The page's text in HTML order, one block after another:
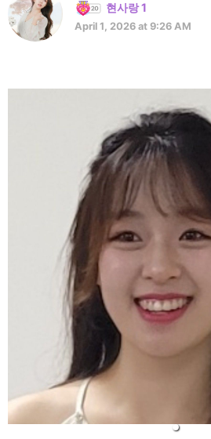
현사랑 1
April 1, 2026 at 9:26 AM